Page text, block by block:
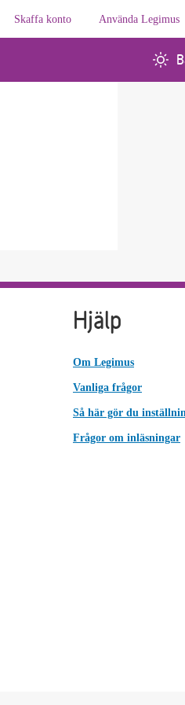
Skaffa konto Använda Legimus
Hjälp
Om Legimus
Vanliga frågor
Så här gör du
Frågor om inläsningar